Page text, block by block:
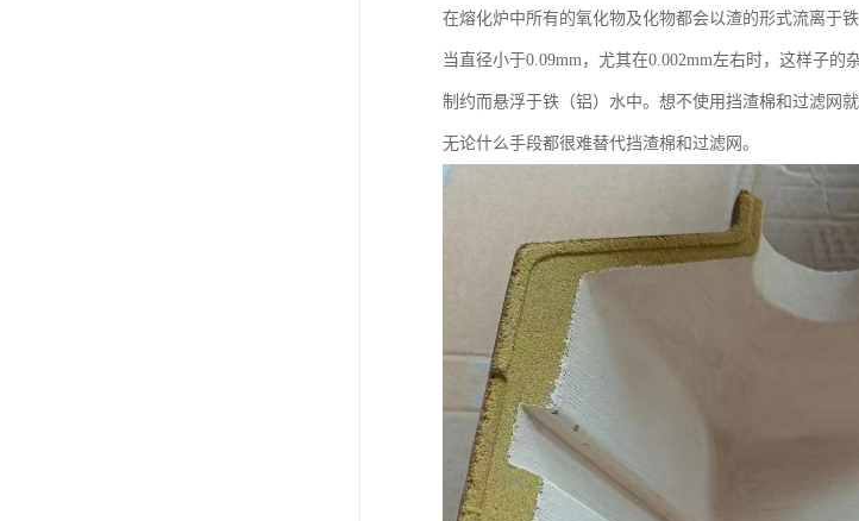
在熔化炉中所有的氧化物及化物都会以渣的形式流离于
当直径小于0.09mm，尤其在0.002mm左右时，这样子
制约而悬浮于铁（铝）水中。想不使用挡渣棉和过滤网
无论什么手段都很难替代挡渣棉和过滤网。